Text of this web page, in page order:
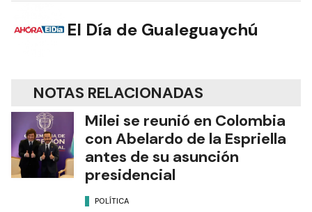
El Día de Gualeguaychú
NOTAS RELACIONADAS
Milei se reunió en Colombia
con Abelardo de la Espriella
antes de su asunción
presidencial
POLÍTICA